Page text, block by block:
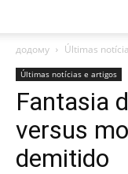
додому
Últimas
Últimas notícias e artigos
Fantasia
versus
demitido